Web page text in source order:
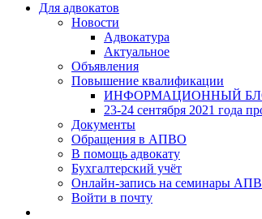
Для адвокатов
Новости
Адвокатура
Актуальное
Объявления
Повышение квалификации
ИНФОРМАЦИОННЫЙ
23-24 сентября 2021 года
Документы
Обращения в АПВО
В помощь адвокату
Бухгалтерский учёт
Онлайн-запись на семинары
Войти в почту